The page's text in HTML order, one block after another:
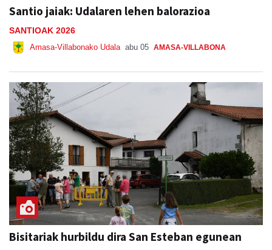
Santio jaiak: Udalaren lehen balorazioa
SANTIOAK 2026
Amasa-Villabonako Udala abu 05 AMASA-VILLABONA
Bisitariak hurbildu dira San Esteban egunean